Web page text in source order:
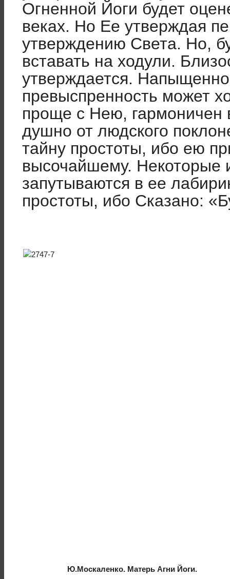
Огненной Йоги будет
веках. Но Ее утверждая
утверждению Света. Но,
вста­вать на ходули.
утверждается.
превыспренность может
проще с Нею, гармоничен
душно от людского
тайну простоты, ибо ею
высочайшему. Некоторые
запу­тываются в ее
простоты, ибо Сказано:
Ю.Москаленко. Матерь Агни Йоги.